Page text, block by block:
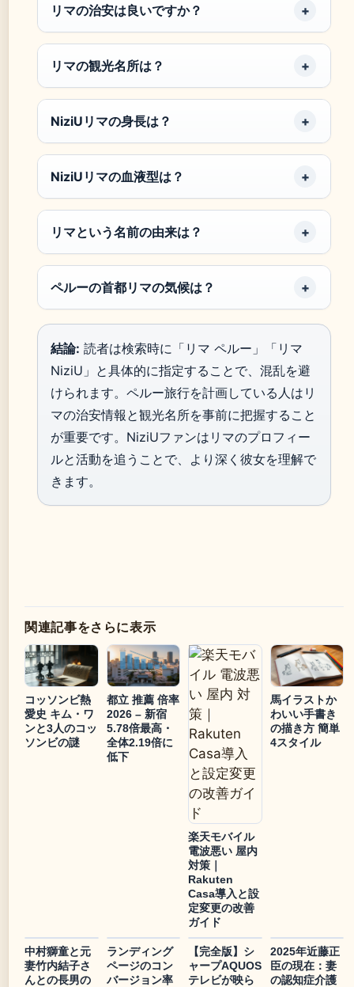
リマの治安は良いですか？
リマの観光名所は？
NiziUリマの身長は？
NiziUリマの血液型は？
リマという名前の由来は？
ペルーの首都リマの気候は？
結論: 読者は検索時に「リマ ペルー」「リマ
NiziU」と具体的に指定することで、混乱を避
けられます。ペルー旅行を計画している人はリ
マの治安情報と観光名所を事前に把握すること
が重要です。NiziUファンはリマのプロフィー
ルと活動を追うことで、より深く彼女を理解で
きます。
関連記事をさらに表示
コッソンビ熱
愛史 キム・ワ
ンと3人のコッ
ソンビの謎
都立 推薦 倍率
2026 – 新宿
5.78倍最高・
全体2.19倍に
低下
楽天モバイル
電波悪い 屋内
対策｜
Rakuten
Casa導入と設
定変更の改善
ガイド
馬イラストか
わいい手書き
の描き方 簡単
4スタイル
中村獅童と元
妻竹内結子さ
んとの長男の
ランディング
ページのコン
バージョン率
【完全版】シ
ャープAQUOS
テレビが映ら
2025年近藤正
臣の現在：妻
の認知症介護